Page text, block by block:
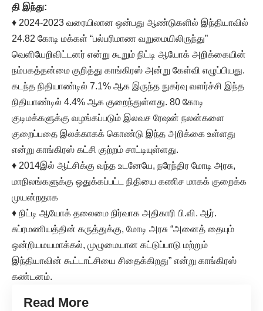
தி இந்து:
♦ 2024-2023 வரையிலான ஒன்பது ஆண்டுகளில் இந்தியாவில்
24.82 கோடி மக்கள் “பல்பரிமாண வறுமையிலிருந்து”
வெளியேறிவிட்டனர் என்று கூறும் நிட்டி ஆயோக் அறிக்கையின்
நம்பகத்தன்மை குறித்து காங்கிரஸ் அன்று கேள்வி எழுப்பியது.
கடந்த நிதியாண்டில் 7.1% ஆக இருந்த நுகர்வு வளர்ச்சி இந்த
நிதியாண்டில் 4.4% ஆக குறைந்துள்ளது. 80 கோடி
குடிமக்களுக்கு வழங்கப்படும் இலவச ரேஷன் நலன்களை
குறைப்பதை இலக்காகக் கொண்டு இந்த அறிக்கை உள்ளது
என்று காங்கிரஸ் கட்சி குற்றம் சாட்டியுள்ளது.
♦ 2014இல் ஆட்சிக்கு வந்த உடனேயே, நரேந்திர மோடி அரசு,
மாநிலங்களுக்கு ஒதுக்கப்பட்ட நிதியை கணிச மாகக் குறைக்க
முயன்றதாக
♦ நிட்டி ஆயோக் தலைமை நிர்வாக அதிகாரி பி.வி. ஆர்.
சுப்ரமணியத்தின் கருத்துக்கு, மோடி அரசு “அனைத் தையும்
ஒன்றியமயமாக்கல், முழுமையான கட்டுப்பாடு மற்றும்
இந்தியாவின் கூட்டாட்சியை சிதைக்கிறது” என்று காங்கிரஸ்
கண்டனம்.
Read More